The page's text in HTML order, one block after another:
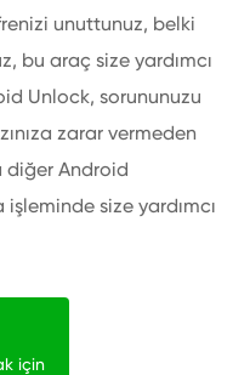
unuttunuz, belki
bu araç size yardımcı
Unlock, sorununuzu
zarar vermeden
diğer Android
işleminde size yardımcı
için